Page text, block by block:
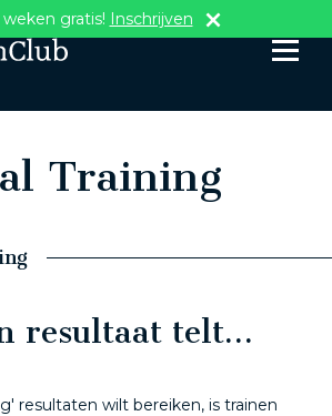
gratis! Inschrijven
Training
resultaat telt…
resultaten wilt bereiken, is trainen